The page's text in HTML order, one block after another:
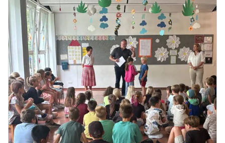
und
von
unserer
langjährigen
Förderlehrkraft
Christine
Weißenberger